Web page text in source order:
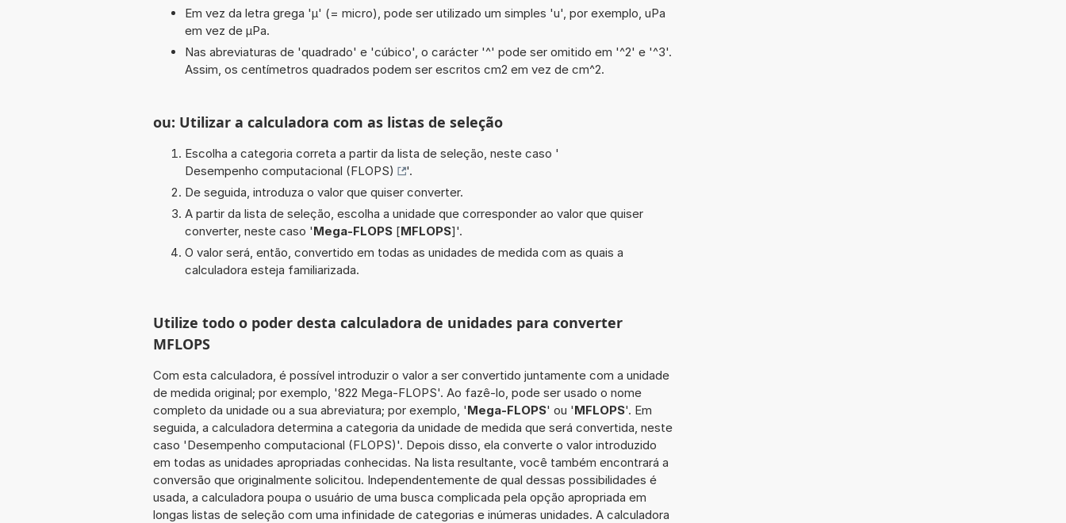
Em vez da letra grega 'µ' (= micro), pode ser utilizado um simples 'u', por exemplo, uPa
em vez de µPa.
Nas abreviaturas de 'quadrado' e 'cúbico', o carácter '^' pode ser omitido em '^2' e '^3'.
Assim, os centímetros quadrados podem ser escritos cm2 em vez de cm^2.
ou: Utilizar a calculadora com as listas de seleção
Escolha a categoria correta a partir da lista de seleção, neste caso '
Desempenho computacional (FLOPS)
'.
De seguida, introduza o valor que quiser converter.
A partir da lista de seleção, escolha a unidade que corresponder ao valor que quiser
converter, neste caso 'Mega-FLOPS [MFLOPS]'.
O valor será, então, convertido em todas as unidades de medida com as quais a
calculadora esteja familiarizada.
Utilize todo o poder desta calculadora de unidades para converter
MFLOPS
Com esta calculadora, é possível introduzir o valor a ser convertido juntamente com a unidade
de medida original; por exemplo, '822 Mega-FLOPS'. Ao fazê-lo, pode ser usado o nome
completo da unidade ou a sua abreviatura; por exemplo, 'Mega-FLOPS' ou 'MFLOPS'. Em
seguida, a calculadora determina a categoria da unidade de medida que será convertida, neste
caso 'Desempenho computacional (FLOPS)'. Depois disso, ela converte o valor introduzido
em todas as unidades apropriadas conhecidas. Na lista resultante, você também encontrará a
conversão que originalmente solicitou. Independentemente de qual dessas possibilidades é
usada, a calculadora poupa o usuário de uma busca complicada pela opção apropriada em
longas listas de seleção com uma infinidade de categorias e inúmeras unidades. A calculadora